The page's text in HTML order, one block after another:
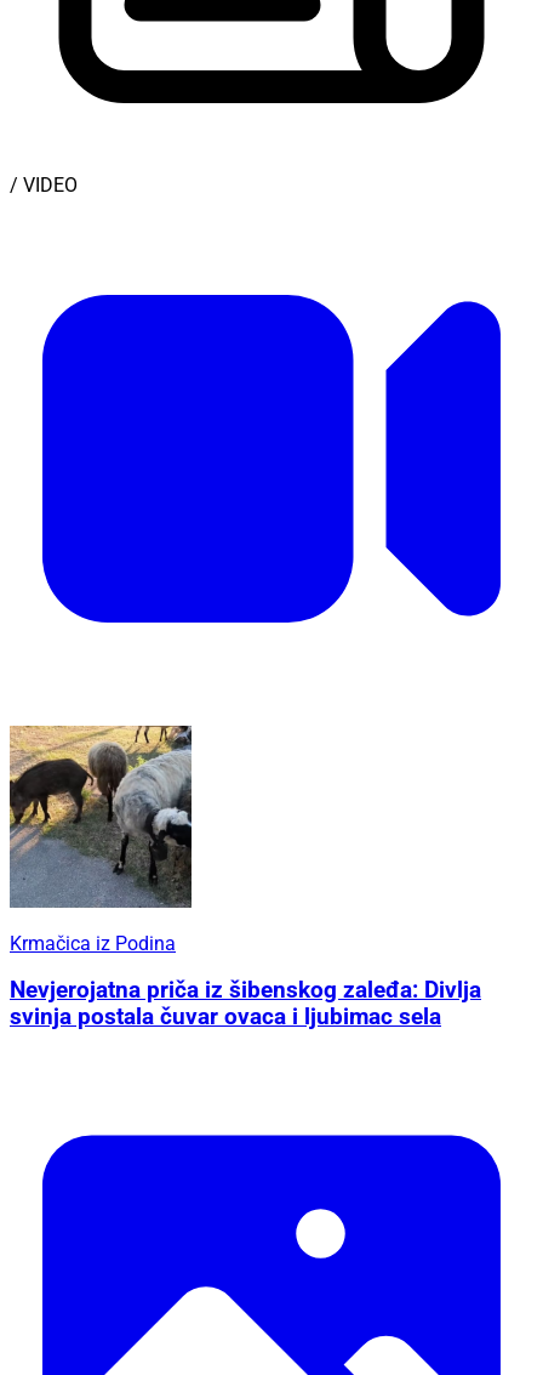
/ VIDEO
Krmačica iz Podina
Nevjerojatna priča iz šibenskog zaleđa: Divlja
svinja postala čuvar ovaca i ljubimac sela